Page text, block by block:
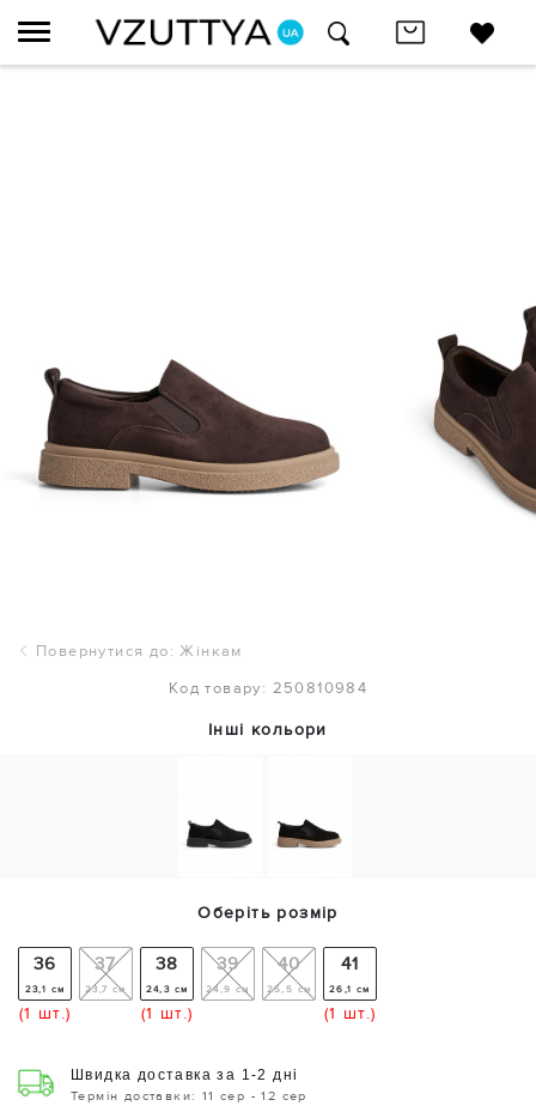
Повернутися до: Жінкам
Код товару: 250810984
Інші кольори
Оберіть розмір
36
23,1 см
(1 шт.)
37
23,7 см
38
24,3 см
(1 шт.)
39
24,9 см
40
25,5 см
41
26,1 см
(1 шт.)
Швидка доставка за 1-2 дні
Термін доставки: 11 сер - 12 сер